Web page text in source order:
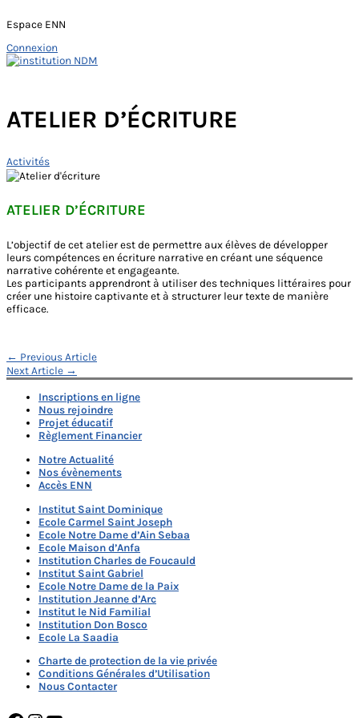
Espace ENN
Connexion
Skip
ATELIER D’ÉCRITURE
Activités
ATELIER D’ÉCRITURE
L’objectif de cet atelier est de permettre aux élèves de développer
leurs compétences en écriture narrative en créant une séquence
narrative cohérente et engageante.
Les participants apprendront à utiliser des techniques littéraires pour
créer une histoire captivante et à structurer leur texte de manière
efficace.
Navigation
de
l’article
← Previous Article
Next Article →
Inscriptions en ligne
Nous rejoindre
Projet éducatif
Règlement Financier
Notre Actualité
Nos évènements
Accès ENN
Institut Saint Dominique
Ecole Carmel Saint Joseph
Ecole Notre Dame d’Ain Sebaa
Ecole Maison d’Anfa
Institution Charles de Foucauld
Institut Saint Gabriel
Ecole Notre Dame de la Paix
Institution Jeanne d’Arc
Institut le Nid Familial
Institution Don Bosco
Ecole La Saadia
Charte de protection de la vie privée
Conditions Générales d’Utilisation
Nous Contacter